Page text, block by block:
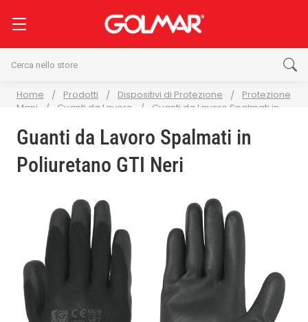
Home Prodotti Dispositivi di Protezione
Protezione
Mani
Guanti da Lavoro
Guanti da Lavoro Spalmati in
Guanti da Lavoro Spalmati in
Poliuretano GTI Neri